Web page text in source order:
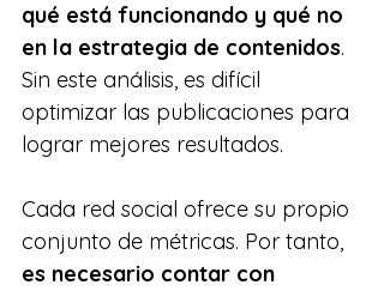
qué está funcionando y qué no
en la estrategia de contenidos.
Sin este análisis, es difícil
optimizar las publicaciones para
lograr mejores resultados.
Cada red social ofrece su propio
conjunto de métricas. Por tanto,
es necesario contar con